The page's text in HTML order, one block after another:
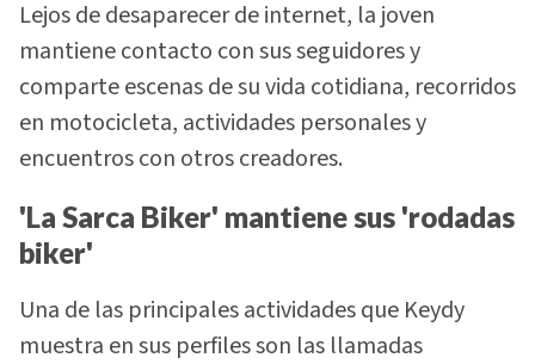
Lejos de desaparecer de internet, la joven
mantiene contacto con sus seguidores y
comparte escenas de su vida cotidiana, recorridos
en motocicleta, actividades personales y
encuentros con otros creadores.
'La Sarca Biker' mantiene sus 'rodadas
biker'
Una de las principales actividades que Keydy
muestra en sus perfiles son las llamadas